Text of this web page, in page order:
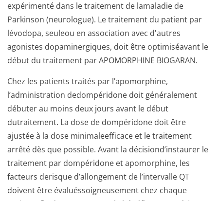
expérimenté dans le traitement de lamaladie de
Parkinson (neurologue). Le traitement du patient par
lévodopa, seuleou en association avec d'autres
agonistes dopaminergiques, doit être optimiséavant le
début du traitement par APOMORPHINE BIOGARAN.
Chez les patients traités par l’apomorphine,
l’administration dedompéridone doit généralement
débuter au moins deux jours avant le début
dutraitement. La dose de dompéridone doit être
ajustée à la dose minimaleefficace et le traitement
arrêté dès que possible. Avant la décisiond’instaurer le
traitement par dompéridone et apomorphine, les
facteurs derisque d’allongement de l’intervalle QT
doivent être évaluéssoigne­usement chez chaque